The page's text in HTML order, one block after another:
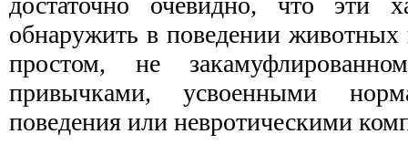
обнаружить в поведении животных
простом, не
привычками, усвоенными
поведения или невротическими